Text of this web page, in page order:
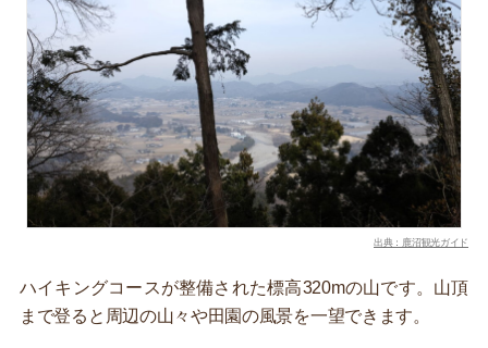
出典：鹿沼観光ガイド
ハイキングコースが整備された標高320mの山です。山頂
まで登ると周辺の山々や田園の風景を一望できます。